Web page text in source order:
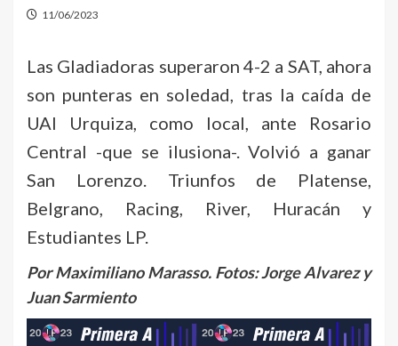
11/06/2023
Las Gladiadoras superaron 4-2 a SAT, ahora
son punteras en soledad, tras la caída de
UAI Urquiza, como local, ante Rosario
Central -que se ilusiona-. Volvió a ganar
San Lorenzo. Triunfos de Platense,
Belgrano, Racing, River, Huracán y
Estudiantes LP.
Por Maximiliano Marasso. Fotos: Jorge Alvarez y
Juan Sarmiento